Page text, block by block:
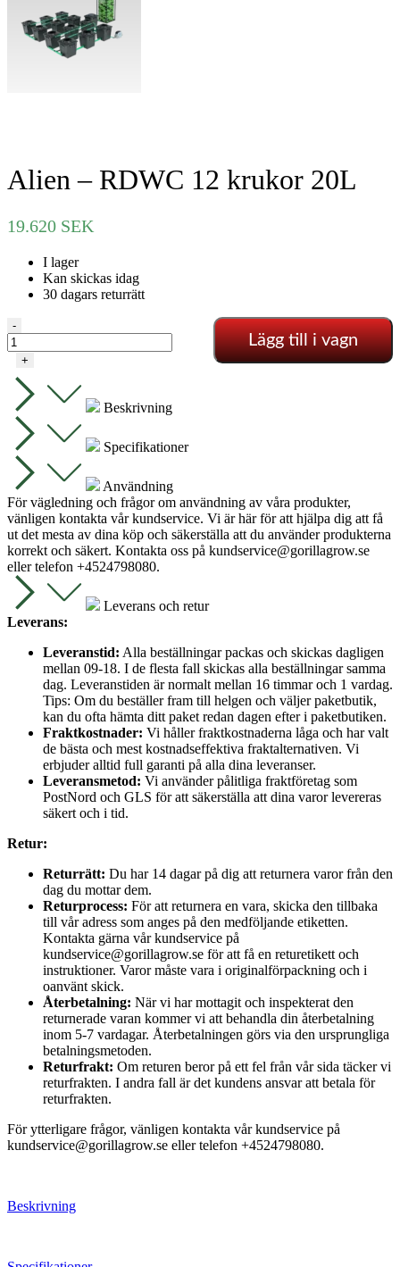
Alien – RDWC 12 krukor 20L
19.620 SEK
I lager
Kan skickas idag
30 dagars returrätt
Alien
–
RDWC
krukor
20L
mängd
-
+
Lägg till i vagn
Beskrivning
Specifikationer
Användning
För vägledning och frågor om användning av våra produkter,
vänligen kontakta vår kundservice. Vi är här för att hjälpa dig att få
ut det mesta av dina köp och säkerställa att du använder produkterna
korrekt och säkert. Kontakta oss på kundservice@gorillagrow.se
eller telefon +4524798080.
Leverans och retur
Leverans:
Leveranstid: Alla beställningar packas och skickas dagligen
mellan 09-18. I de flesta fall skickas alla beställningar samma
dag. Leveranstiden är normalt mellan 16 timmar och 1 vardag.
Tips: Om du beställer fram till helgen och väljer paketbutik,
kan du ofta hämta ditt paket redan dagen efter i paketbutiken.
Fraktkostnader: Vi håller fraktkostnaderna låga och har valt
de bästa och mest kostnadseffektiva fraktalternativen. Vi
erbjuder alltid full garanti på alla dina leveranser.
Leveransmetod: Vi använder pålitliga fraktföretag som
PostNord och GLS för att säkerställa att dina varor levereras
säkert och i tid.
Retur:
Returrätt: Du har 14 dagar på dig att returnera varor från den
dag du mottar dem.
Returprocess: För att returnera en vara, skicka den tillbaka
till vår adress som anges på den medföljande etiketten.
Kontakta gärna vår kundservice på
kundservice@gorillagrow.se för att få en returetikett och
instruktioner. Varor måste vara i originalförpackning och i
oanvänt skick.
Återbetalning: När vi har mottagit och inspekterat den
returnerade varan kommer vi att behandla din återbetalning
inom 5-7 vardagar. Återbetalningen görs via den ursprungliga
betalningsmetoden.
Returfrakt: Om returen beror på ett fel från vår sida täcker vi
returfrakten. I andra fall är det kundens ansvar att betala för
returfrakten.
För ytterligare frågor, vänligen kontakta vår kundservice på
kundservice@gorillagrow.se eller telefon +4524798080.
Beskrivning